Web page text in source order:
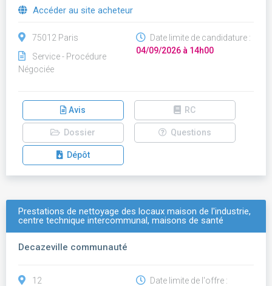
Accéder au site acheteur
75012 Paris
Service - Procédure
Négociée
Date limite de candidature :
04/09/2026 à 14h00
Avis RC
Dossier Questions
Dépôt
Prestations de nettoyage des locaux maison de l'industrie,
centre technique intercommunal, maisons de santé
Decazeville communauté
12
Date limite de l'offre :